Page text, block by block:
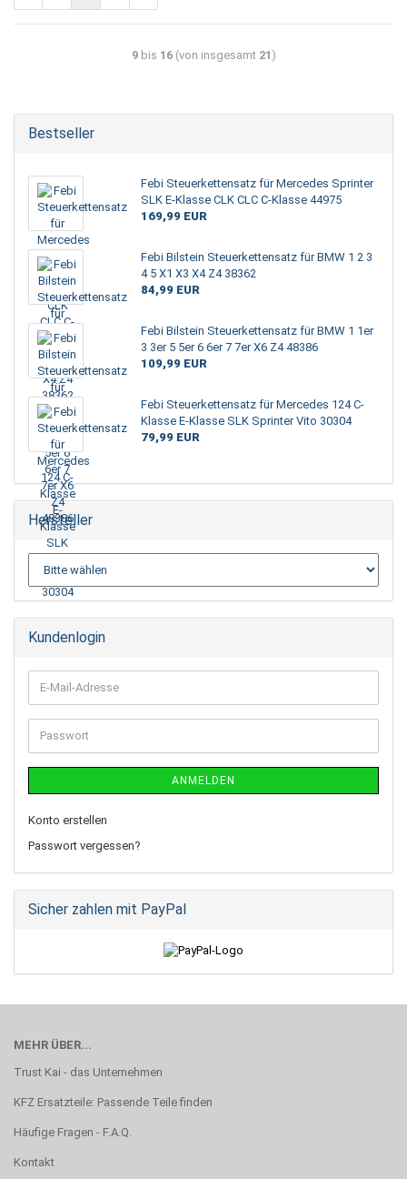
9bis 16(von insgesamt 21 )
Bestseller
Febi Steuerkettensatz für Mercedes Sprinter
SLK E-Klasse CLK CLC C-Klasse 44975
169,99 EUR
Febi Bilstein Steuerkettensatz für BMW 1 2 3
4 5 X1 X3 X4 Z4 38362
84,99 EUR
Febi Bilstein Steuerkettensatz für BMW 1 1er
3 3er 5 5er 6 6er 7 7er X6 Z4 48386
109,99 EUR
Febi Steuerkettensatz für Mercedes 124 C-
Klasse E-Klasse SLK Sprinter Vito 30304
79,99 EUR
Hersteller
Kundenlogin
ANMELDEN
Konto erstellen
Passwort vergessen?
Sicher zahlen mit PayPal
MEHR ÜBER...
Trust Kai - das Unternehmen
KFZ Ersatzteile: Passende Teile finden
Häufige Fragen - F.A.Q.
Kontakt